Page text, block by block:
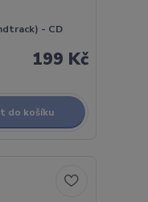
- CD
199 Kč
do košíku